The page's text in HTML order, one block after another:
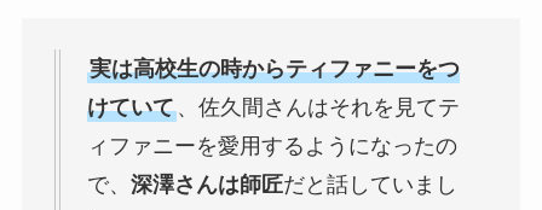
実は高校生の時からティファニーをつ
けていて、佐久間さんはそれを見てテ
ィファニーを愛用するようになったの
で、 深澤さんは師匠だと話していまし